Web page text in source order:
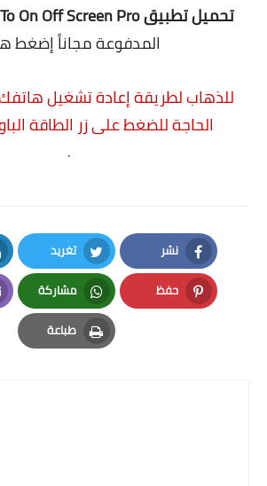
تحميل تطبيق Shake To On Off Screen Pro
المدفوعة مجاناًإضغط
للذهاب لطريقة إعادة تشغيل هاتفك
الحاجة للضغط على زر الطاقة
.
نشر
Facebook
تغريد
Twitter
حفظ
Pinterest
مشاركة
Whatsapp
طباعة
Print